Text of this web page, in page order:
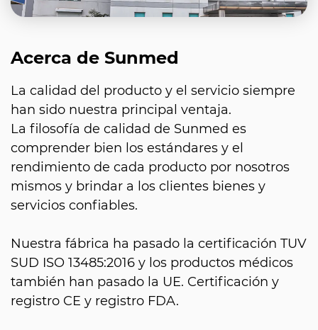
Acerca de Sunmed
La calidad del producto y el servicio siempre
han sido nuestra principal ventaja.
La filosofía de calidad de Sunmed es
comprender bien los estándares y el
rendimiento de cada producto por nosotros
mismos y brindar a los clientes bienes y
servicios confiables.
Nuestra fábrica ha pasado la certificación TUV
SUD ISO 13485:2016 y los productos médicos
también han pasado la UE. Certificación y
registro CE y registro FDA.